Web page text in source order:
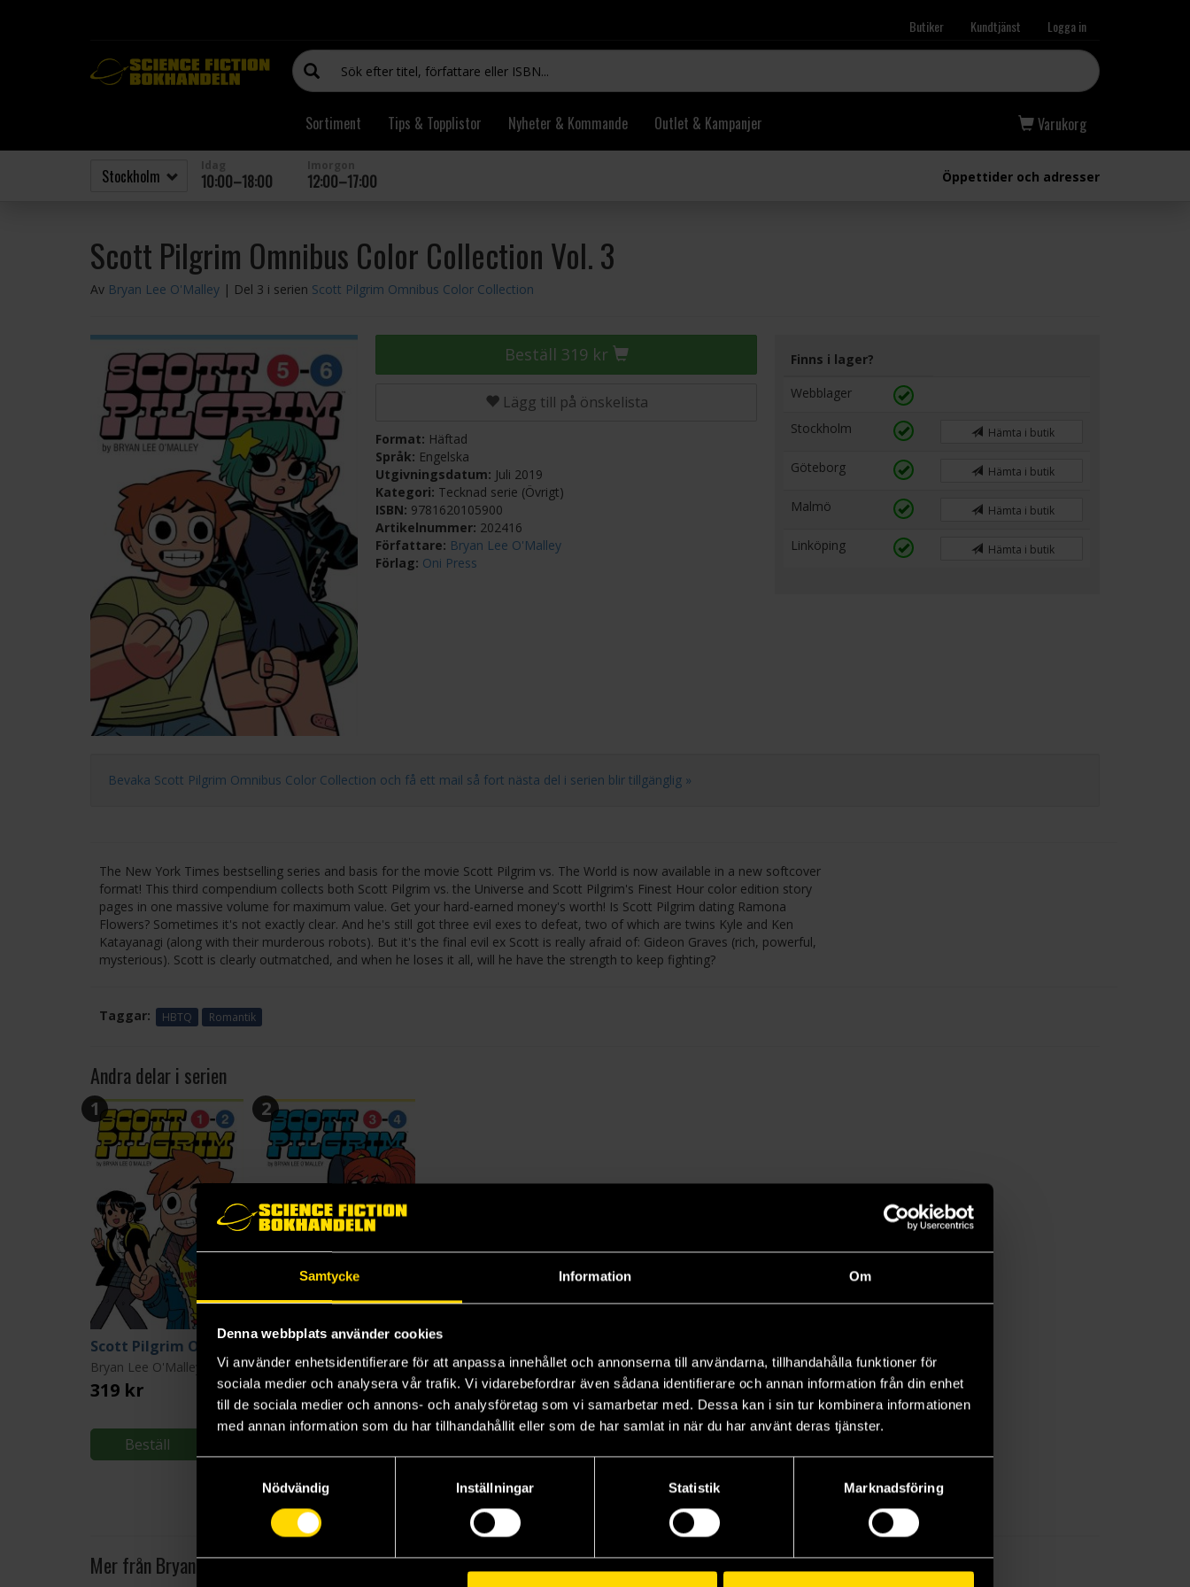
Samtycke Information Om
Denna webbplats använder cookies
Vi använder enhetsidentifierare för att anpassa innehållet och annonserna till användarna, tillhandahålla funktioner för
sociala medier och analysera vår trafik. Vi vidarebefordrar även sådana identifierare och annan information från din enhet
till de sociala medier och annons- och analysföretag som vi samarbetar med. Dessa kan i sin tur kombinera informationen
med annan information som du har tillhandahållit eller som de har samlat in när du har använt deras tjänster.
Nödvändig
Inställningar Statistik Marknadsföring
Butiker Kundtjänst Logga in
Sortiment Tips & Topplistor Nyheter & Kommande Outlet & Kampanjer Varukorg
10:00–18:00 12:00–17:00 Öppettider och adresser
Scott Pilgrim Omnibus Color Collection Vol. 3
Av Bryan Lee O'Malley | Del 3 i serien Scott Pilgrim Omnibus Color Collection
Beställ 319 kr
Lägg till på önskelista
Format: Häftad
Språk: Engelska
Utgivningsdatum: Juli 2019
Kategori: Tecknad serie (Övrigt)
ISBN: 9781620105900
Artikelnummer: 202416
Författare: Bryan Lee O'Malley
Förlag: Oni Press
Finns i lager?
Webblager
Stockholm Hämta i butik
Göteborg Hämta i butik
Malmö Hämta i butik
Linköping Hämta i butik
Bevaka Scott Pilgrim Omnibus Color Collection och få ett mail så fort nästa del i serien blir tillgänglig »
The New York Times bestselling series and basis for the movie Scott Pilgrim vs. The World is now available in a new softcover
format! This third compendium collects both Scott Pilgrim vs. the Universe and Scott Pilgrim's Finest Hour color edition story
pages in one massive volume for maximum value. Get your hard-earned money's worth! Is Scott Pilgrim dating Ramona
Flowers? Sometimes it's not exactly clear. And he's still got three evil exes to defeat, two of which are twins Kyle and Ken
Katayanagi (along with their murderous robots). But it's the final evil ex Scott is really afraid of: Gideon Graves (rich, powerful,
mysterious). Scott is clearly outmatched, and when he loses it all, will he have the strength to keep fighting?
Taggar: HBTQ Romantik
Andra delar i serien
1
Bryan Lee O'Malley
319 kr
Beställ
2
Bryan Lee O'Malley
319 kr
Längre leveranstid
Mer från Bryan Lee O'Malley